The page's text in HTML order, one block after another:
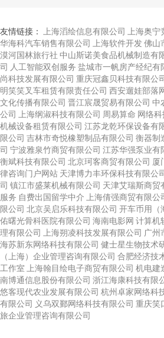
友情链接： 上海滔绘信息有限公司 上海奥
华海科汽车销售有限公司
上海软件开发佛山
漠河国林旅行社 中山斯诺美食品机械制造有
司 人工智能双创服务 盐城市一帆房产经纪有
尚科技发展有限公司 重庆冠鑫贝科技有限公
明笑笑叉车租赁有限责任公司 西安遛娃部落
文化传播有限公司 晋江宸晟贸易有限公司 中
公司
上海纲淑科技有限公司 周易算命 网络
机械设备租赁有限公司 江苏龙乾环保设备有
限公司 吉林市奇悦橡塑制品有限公司 衡器制
司 宁波雅泉竹商贸有限公司 江苏华强泵业有
衡斌科技有限公司 北京珂客商贸有限公司 厦
律咨询门户网站 天津博力丰环保科技有限公
司 镇江市盛莱机械有限公司 天津艾瑞斯商贸
服务 自费出国留学中介 上海倩强商贸有限公
限公司 北京吴启乐科技有限公司 开车币用（
佑曙光骨科医院有限公司 海南电影网 计算机
理有限公司
上海朔凌科技发展有限公司 广州
海苏新东网络科技有限公司 健士星生物技术
（上海）企业管理咨询有限公司 合肥经济技
工作室 上海翰目绘电子商贸有限公司 机电建
南博通信息股份有限公司 浙江海康科技有限
悠客现代农业发展有限公司 杭州卓家网络科
有限公司 义乌双鄞网络科技有限公司 重庆笑
旅企业管理咨询有限公司